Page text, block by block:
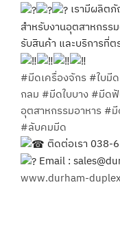
เรามีผลิต
สำหรับงานอุตสาหกรร
รับสินค้า และบริการที่
#มีดเครื่องจักร #ใบมี
กลม #มีดใบบาง #มีดฟั
อุตสาหกรรมอาหาร #มี
#ลับคมมีด
ติดต่อเรา 038-
Email :
www.durham-